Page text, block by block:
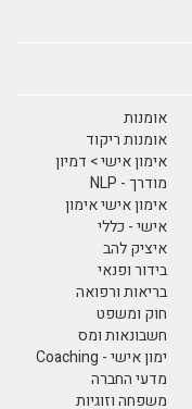
אומנות
אומנות ריקוד
אימון אישי > דמיון
מודרך - NLP
אימון אישי אימון
אישי - כללי
איציק להב
בידור ופנאי
בריאות ורפואה
חוק ומשפט
חשבונאות ומס
ימון אישי - Coaching
מדעי החברה
משפחה וזוגיות